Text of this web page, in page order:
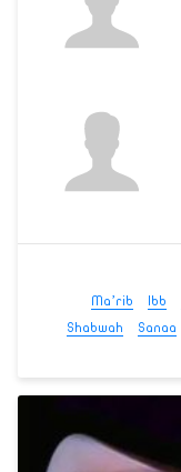
Ibb
Ma’rib
Sanaa
Shabwah